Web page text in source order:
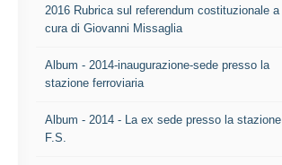
2016 Rubrica sul referendum costituzionale a
cura di Giovanni Missaglia
Album - 2014-inaugurazione-sede presso la
stazione ferroviaria
Album - 2014 - La ex sede presso la stazione
F.S.